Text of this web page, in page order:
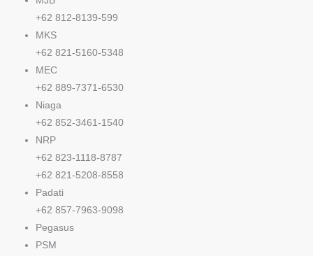
+62 812-8139-599
MKS
+62 821-5160-5348
MEC
+62 889-7371-6530
Niaga
+62 852-3461-1540
NRP
+62 823-1118-8787
+62 821-5208-8558
Padati
+62 857-7963-9098
Pegasus
PSM